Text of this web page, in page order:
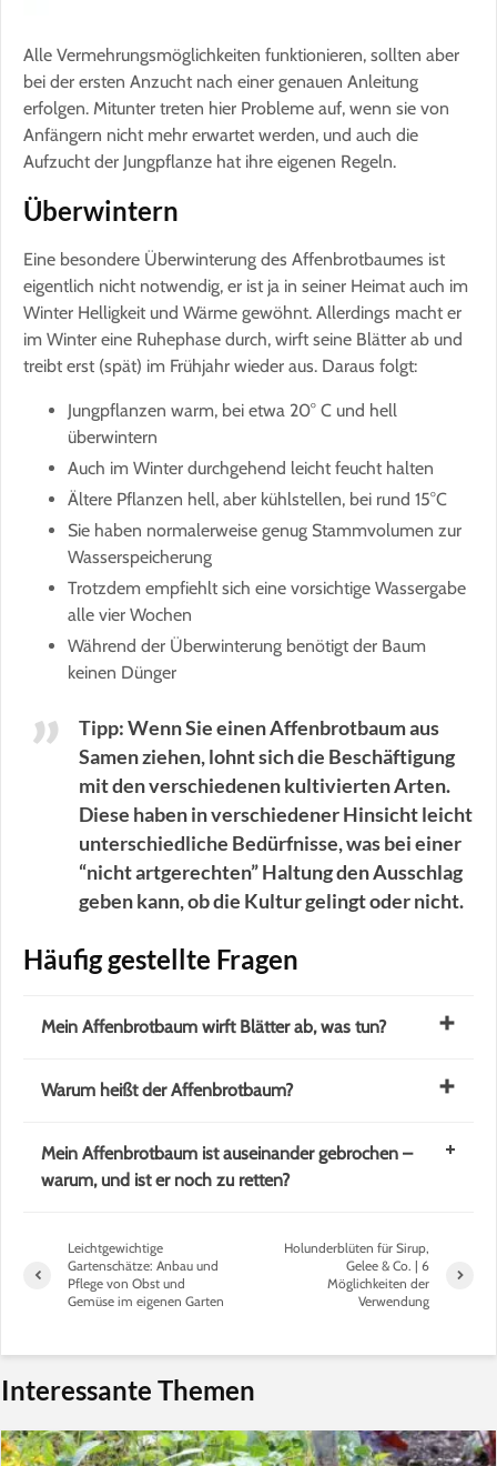
Alle Vermehrungsmöglichkeiten funktionieren, sollten aber
bei der ersten Anzucht nach einer genauen Anleitung
erfolgen. Mitunter treten hier Probleme auf, wenn sie von
Anfängern nicht mehr erwartet werden, und auch die
Aufzucht der Jungpflanze hat ihre eigenen Regeln.
Überwintern
Eine besondere Überwinterung des Affenbrotbaumes ist
eigentlich nicht notwendig, er ist ja in seiner Heimat auch im
Winter Helligkeit und Wärme gewöhnt. Allerdings macht er
im Winter eine Ruhephase durch, wirft seine Blätter ab und
treibt erst (spät) im Frühjahr wieder aus. Daraus folgt:
Jungpflanzen warm, bei etwa 20° C und hell
überwintern
Auch im Winter durchgehend leicht feucht halten
Ältere Pflanzen hell, aber kühlstellen, bei rund 15°C
Sie haben normalerweise genug Stammvolumen zur
Wasserspeicherung
Trotzdem empfiehlt sich eine vorsichtige Wassergabe
alle vier Wochen
Während der Überwinterung benötigt der Baum
keinen Dünger
Tipp: Wenn Sie einen Affenbrotbaum aus
Samen ziehen, lohnt sich die Beschäftigung
mit den verschiedenen kultivierten Arten.
Diese haben in verschiedener Hinsicht leicht
unterschiedliche Bedürfnisse, was bei einer
“nicht artgerechten” Haltung den Ausschlag
geben kann, ob die Kultur gelingt oder nicht.
Häufig gestellte Fragen
Mein Affenbrotbaum wirft Blätter ab, was tun?
Warum heißt der Affenbrotbaum?
Mein Affenbrotbaum ist auseinander gebrochen –
warum, und ist er noch zu retten?
Leichtgewichtige
Gartenschätze: Anbau und
Pflege von Obst und
Gemüse im eigenen Garten
Holunderblüten für Sirup,
Gelee & Co. | 6
Möglichkeiten der
Verwendung
Interessante Themen